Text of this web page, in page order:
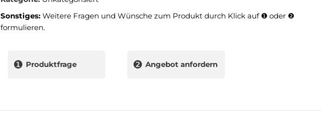
Sonstiges: Weitere Fragen und Wünsche zum Produkt durch Klick auf ❶ oder ❷
formulieren.
❶ Produktfrage ❷ Angebot anfordern